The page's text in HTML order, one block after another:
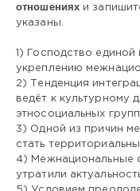
отношениях и
указаны.
1) Господство единой
укреплению
2) Тенденция
ведёт к культурному
этносоциальных групп.
3) Одной из причин
стать
4) Межнациональные
утратили